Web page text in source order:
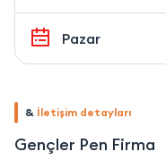
Pazar
& İletişim detayları
Gençler Pen Firma